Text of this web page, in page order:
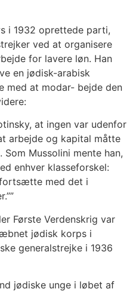
i 1932 oprettede parti,
ved at organisere
for lavere løn. Han
en jødisk-arabisk
med at modar- bejde den
at ingen var udenfor
arbejde og kapital måtte
Mussolini mente han,
enhver klasseforskel:
fortsætte med det i
Første Verdenskrig var
jødisk korps i
generalstrejke i 1936
jødiske unge i løbet af